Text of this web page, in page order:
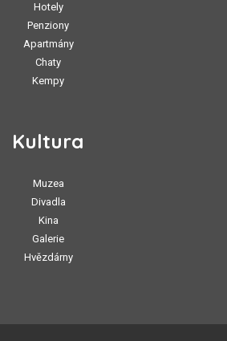
Hotely
Penziony
Apartmány
Chaty
Kempy
Kultura
Muzea
Divadla
Kina
Galerie
Hvězdárny